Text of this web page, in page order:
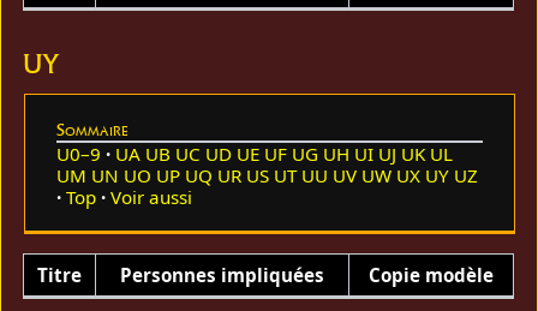
UY
Sommaire
U0–9 UA UB UC UD UE UF UG UH UI UJ UK UL
UM UN UO UP UQ UR US UT UU UV UW UX UY UZ
Top
Voir aussi
Titre Personnes impliquées Copie modèle